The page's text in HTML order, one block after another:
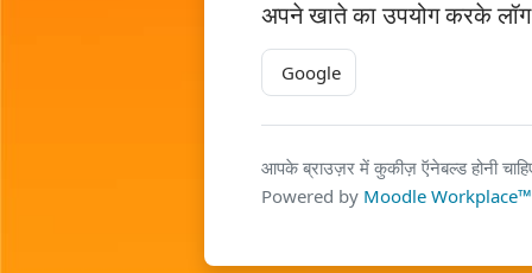
अपने खाते का उपयोग करके
Google
आपके ब्राउज़र में कुकीज़ ऍनेबल्ड होनी
Powered by Moodle Workplace™